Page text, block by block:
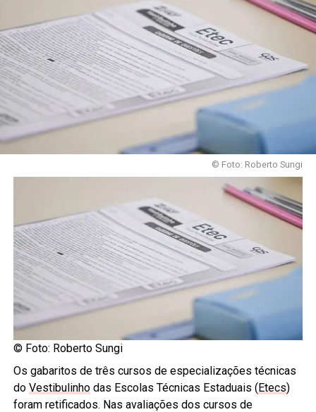
© Foto: Roberto Sungi
© Foto: Roberto Sungi
Os gabaritos de três cursos de especializações técnicas
do Vestibulinhodas Escolas Técnicas Estaduais (Etecs)
foram retificados. Nas avaliações dos cursos de